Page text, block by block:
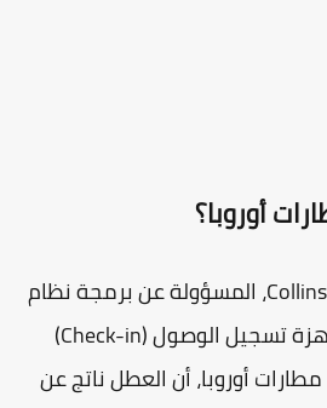
أوروبا؟
، المسؤولة عن برمجة نظام
المستخدم في أجهزة تسجيل الوصول (Check-in)
أوروبا، أن العطل ناتج عن